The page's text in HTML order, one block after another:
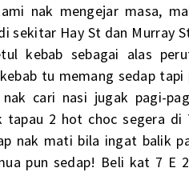
nak mengejar masa,
sekitar Hay St dan Murray
kebab sebagai alas
tu memang sedap tapi
cari nasi jugak pagi-
tapau 2 hot choc segera di
nak mati bila ingat balik
pun sedap! Beli kat 7 E